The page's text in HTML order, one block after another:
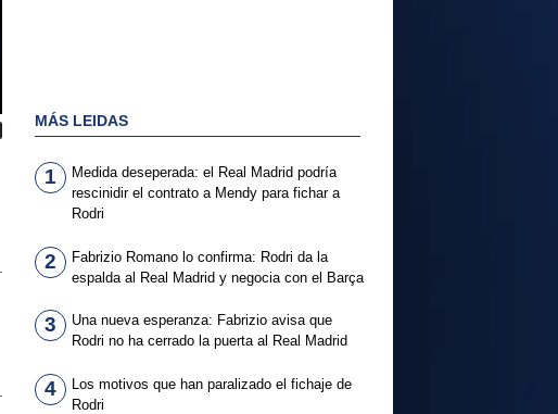
MÁS LEIDAS
1
Medida deseperada: el Real Madrid podría
rescinidir el contrato a Mendy para fichar a
Rodri
2
Fabrizio Romano lo confirma: Rodri da la
espalda al Real Madrid y negocia con el Barça
3
Una nueva esperanza: Fabrizio avisa que
Rodri no ha cerrado la puerta al Real Madrid
4
Los motivos que han paralizado el fichaje de
Rodri